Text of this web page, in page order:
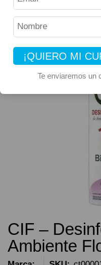
¡QUIERO MI
Te enviaremos un
9% OFF
CIF –
Ambiente